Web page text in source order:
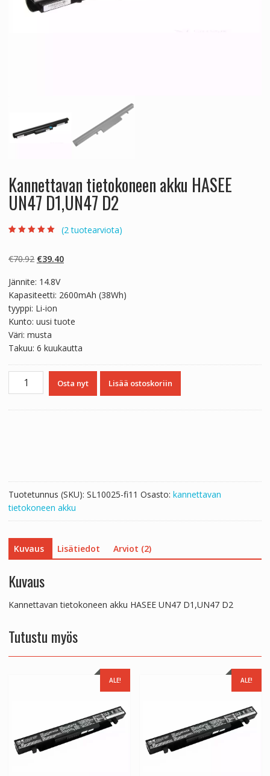
Kannettavan tietokoneen akku HASEE
UN47 D1,UN47 D2
asiakkaan
(2tuotearviota)
€70.92 Alkuperäinen
oli:
€70.92.
€39.40Nykyinen
€39.40.
Jännite: 14.8V
Kapasiteetti: 2600mAh (38Wh)
tyyppi: Li-ion
Kunto: uusi tuote
Väri: musta
Takuu: 6 kuukautta
Kannettavan
tietokoneen
Osta nyt Lisää ostoskoriin
Tuotetunnus (SKU): SL10025-fi11 Osasto: kannettavan
tietokoneen akku
Kuvaus Lisätiedot Arviot (2)
Kuvaus
Kannettavan tietokoneen akku HASEE UN47 D1,UN47 D2
Tutustu myös
ALE! ALE!